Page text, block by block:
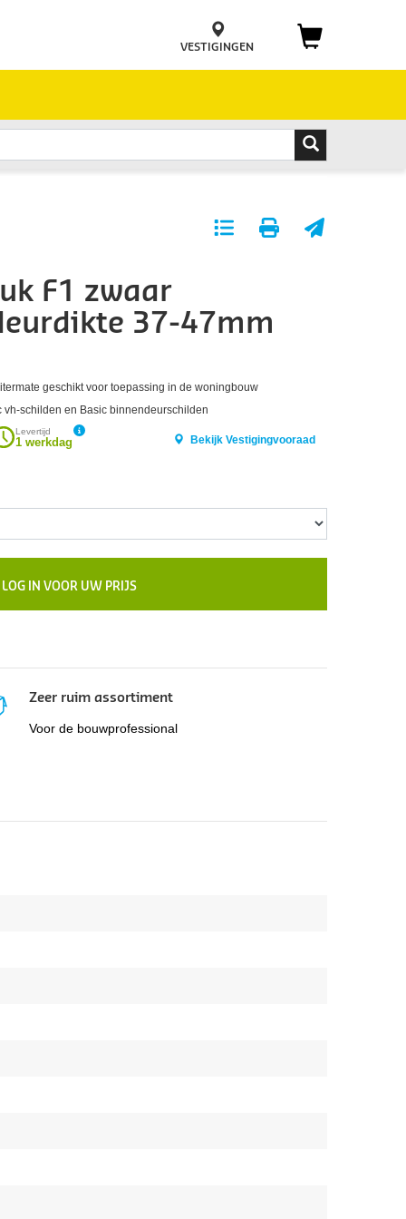
VESTIGINGEN
F1 zwaar
37-47mm
geschikt voor toepassing in de woningbouw
vh-schilden en Basic binnendeurschilden
Levertijd
1 werkdag Bekijk Vestigingvooraad
LOG IN VOOR UW PRIJS
Zeer ruim assortiment
Voor de bouwprofessional